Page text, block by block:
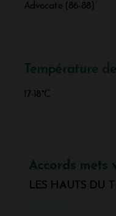
Advocate (86-88)
Température
17-18°C
Accords mets
LES HAUTS DU